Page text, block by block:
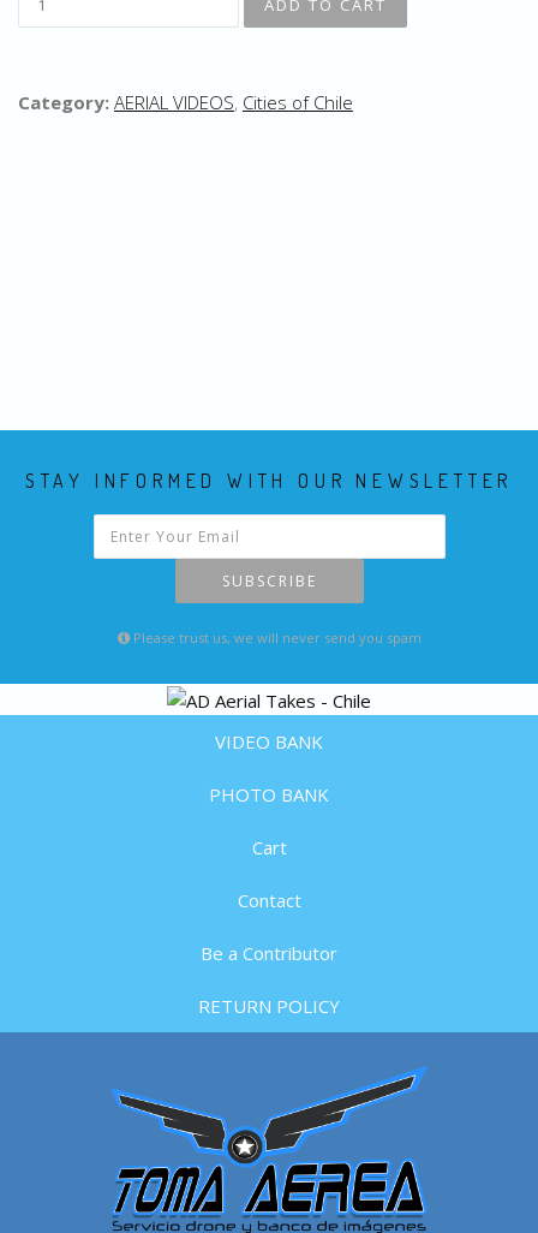
Category: AERIAL VIDEOS, Cities of Chile
STAY INFORMED WITH OUR NEWSLETTER
SUBSCRIBE
Please trust us, we will never send you spam
VIDEO BANK
PHOTO BANK
Cart
Contact
Be a Contributor
RETURN POLICY